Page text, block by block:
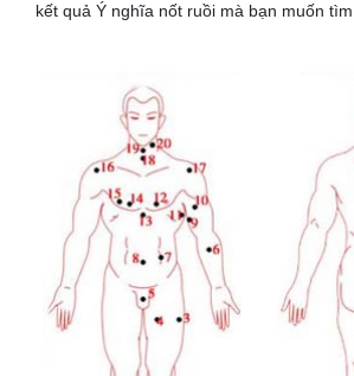
kết quả Ý nghĩa nốt ruồi mà bạn muốn tìm.